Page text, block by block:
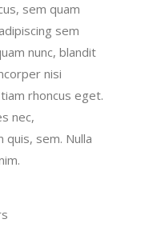
sem quam
sem
nunc, blandit
nisi
rhoncus eget.
nec,
sem. Nulla